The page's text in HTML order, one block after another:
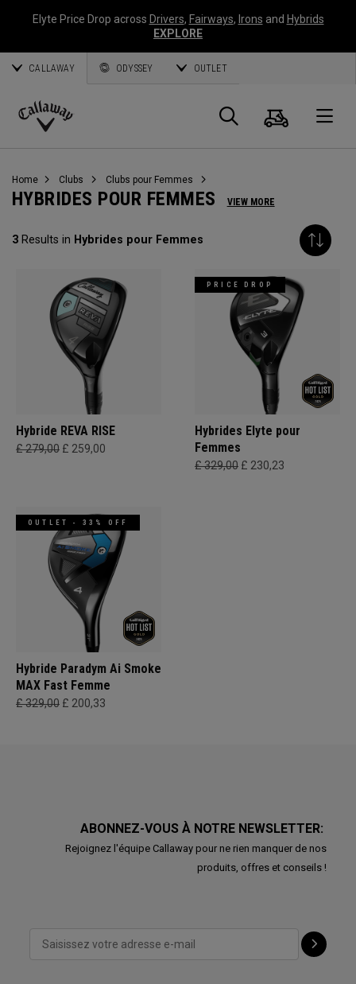
Elyte Price Drop across Drivers, Fairways, Irons and Hybrids
EXPLORE
CALLAWAY ODYSSEY OUTLET
Callaway
Panier
Home Clubs Clubs pour Femmes
HYBRIDES POUR FEMMES VIEW MORE
3 Results in Hybrides pour Femmes
Hybride REVA RISE
£ 279,00 £ 259,00
PRICE DROP
Hybrides Elyte pour
Femmes
£ 329,00 £ 230,23
OUTLET - 33% OFF
Hybride Paradym Ai Smoke
MAX Fast Femme
£ 329,00 £ 200,33
ABONNEZ-VOUS À NOTRE NEWSLETTER:
Rejoignez l'équipe Callaway pour ne rien manquer de nos
produits, offres et conseils !